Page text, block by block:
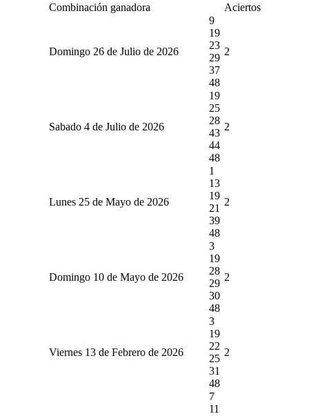
Combinación ganadora Aciertos
Domingo 26 de Julio de 2026
9
19
23
29
37
48
2
Sabado 4 de Julio de 2026
19
25
28
43
44
48
2
Lunes 25 de Mayo de 2026
1
13
19
21
39
48
2
Domingo 10 de Mayo de 2026
3
19
28
29
30
48
2
Viernes 13 de Febrero de 2026
3
19
22
25
31
48
2
7
11